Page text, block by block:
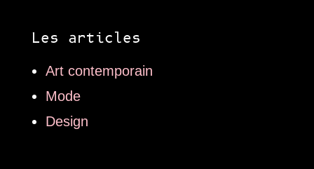
Les articles
Art contemporain
Mode
Design